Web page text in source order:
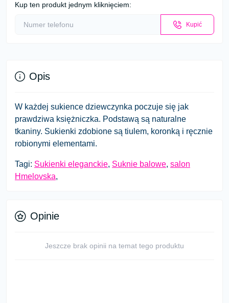
Kup ten produkt jednym kliknięciem:
Kupić
Opis
W każdej sukience dziewczynka poczuje się jak
prawdziwa księżniczka. Podstawą są naturalne
tkaniny. Sukienki zdobione są tiulem, koronką i ręcznie
robionymi elementami.
Tagi: Sukienki eleganckie, Suknie balowe, salon
Hmelovska,
Opinie
Jeszcze brak opinii na temat tego produktu